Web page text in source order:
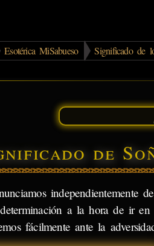
Esotérica MiSabueso Significado de
de
independientemente
a la hora de ir
fácilmente ante la